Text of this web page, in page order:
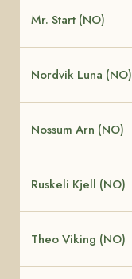
Mr. Start (NO)
Nordvik Luna (NO)
Nossum Arn (NO)
Ruskeli Kjell (NO)
Theo Viking (NO)